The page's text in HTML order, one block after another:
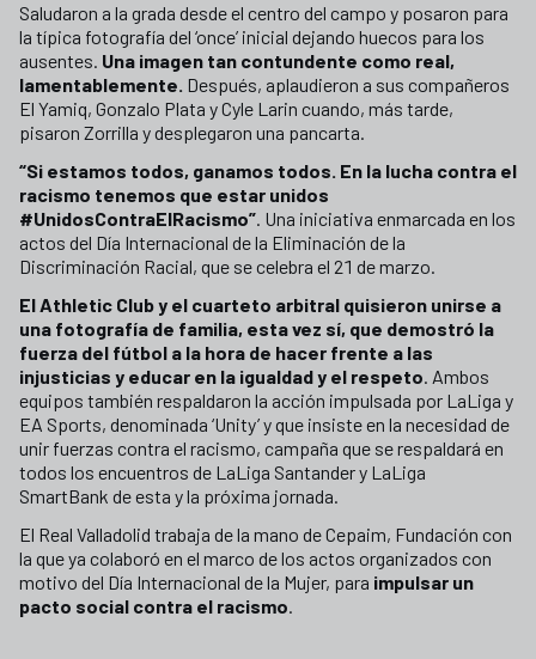
Saludaron a la grada desde el centro del campo y posaron para
la típica fotografía del ‘once’ inicial dejando huecos para los
ausentes. Una imagen tan contundente como real,
lamentablemente. Después, aplaudieron a sus compañeros
El Yamiq, Gonzalo Plata y Cyle Larin cuando, más tarde,
pisaron Zorrilla y desplegaron una pancarta.
“Si estamos todos, ganamos todos. En la lucha contra el
racismo tenemos que estar unidos
#UnidosContraElRacismo”. Una iniciativa enmarcada en los
actos del Día Internacional de la Eliminación de la
Discriminación Racial, que se celebra el 21 de marzo.
El Athletic Club y el cuarteto arbitral quisieron unirse a
una fotografía de familia, esta vez sí, que demostró la
fuerza del fútbol a la hora de hacer frente a las
injusticias y educar en la igualdad y el respeto. Ambos
equipos también respaldaron la acción impulsada por LaLiga y
EA Sports, denominada ‘Unity’ y que insiste en la necesidad de
unir fuerzas contra el racismo, campaña que se respaldará en
todos los encuentros de LaLiga Santander y LaLiga
SmartBank de esta y la próxima jornada.
El Real Valladolid trabaja de la mano de Cepaim, Fundación con
la que ya colaboró en el marco de los actos organizados con
motivo del Día Internacional de la Mujer, para impulsar un
pacto social contra el racismo.